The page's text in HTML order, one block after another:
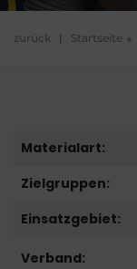
zurück | Startseite
Materialart:
Zielgruppen:
Einsatzgebiet:
Verband: